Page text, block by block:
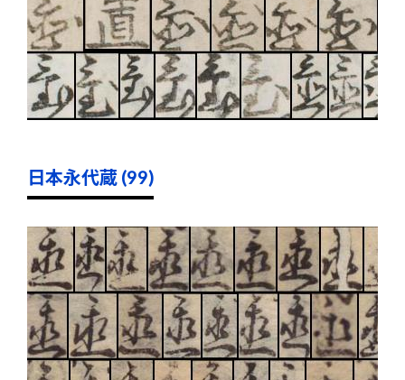
日本永代蔵 (99)